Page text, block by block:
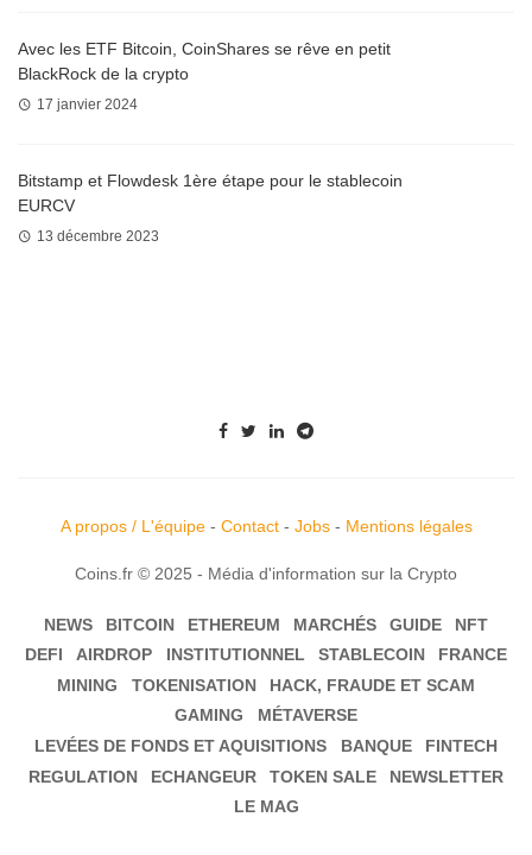
Avec les ETF Bitcoin, CoinShares se rêve en petit
BlackRock de la crypto
17 janvier 2024
Bitstamp et Flowdesk 1ère étape pour le stablecoin
EURCV
13 décembre 2023
A propos / L'équipe- Contact- Jobs- Mentions légales
Coins.fr © 2025 - Média d'information sur la Crypto
NEWS BITCOIN ETHEREUM MARCHÉS GUIDE
NFT
DEFI
AIRDROP INSTITUTIONNEL STABLECOIN
FRANCE
MINING
TOKENISATION
HACK, FRAUDE ET SCAM
GAMING
MÉTAVERSE
LEVÉES DE FONDS ET AQUISITIONS
BANQUE
FINTECH
REGULATION
ECHANGEUR TOKEN SALE
NEWSLETTER
LE MAG